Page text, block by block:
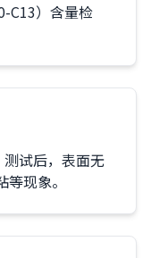
C13）含量检
试后，表面无
现象。